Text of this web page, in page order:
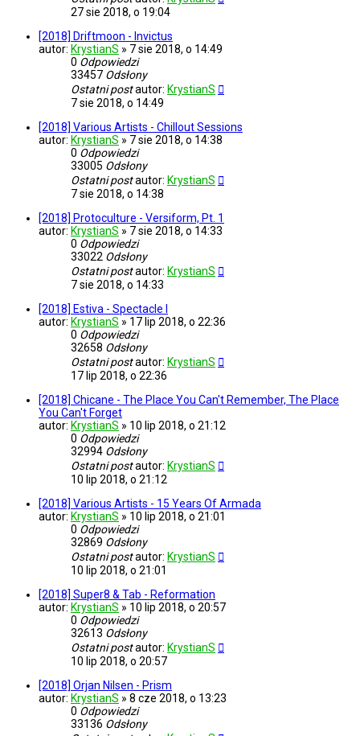
27 sie 2018, o 19:04
[2018] Driftmoon - Invictus
autor: KrystianS » 7 sie 2018, o 14:49
0 Odpowiedzi
33457 Odsłony
Ostatni postautor: KrystianS
7 sie 2018, o 14:49
[2018] Various Artists - Chillout Sessions
autor: KrystianS » 7 sie 2018, o 14:38
0 Odpowiedzi
33005 Odsłony
Ostatni postautor: KrystianS
7 sie 2018, o 14:38
[2018] Protoculture - Versiform, Pt. 1
autor: KrystianS » 7 sie 2018, o 14:33
0 Odpowiedzi
33022 Odsłony
Ostatni postautor: KrystianS
7 sie 2018, o 14:33
[2018] Estiva - Spectacle I
autor: KrystianS » 17 lip 2018, o 22:36
0 Odpowiedzi
32658 Odsłony
Ostatni postautor: KrystianS
17 lip 2018, o 22:36
[2018] Chicane - The Place You Can't Remember, The Place
You Can't Forget
autor: KrystianS » 10 lip 2018, o 21:12
0 Odpowiedzi
32994 Odsłony
Ostatni postautor: KrystianS
10 lip 2018, o 21:12
[2018] Various Artists - 15 Years Of Armada
autor: KrystianS » 10 lip 2018, o 21:01
0 Odpowiedzi
32869 Odsłony
Ostatni postautor: KrystianS
10 lip 2018, o 21:01
[2018] Super8 & Tab - Reformation
autor: KrystianS » 10 lip 2018, o 20:57
0 Odpowiedzi
32613 Odsłony
Ostatni postautor: KrystianS
10 lip 2018, o 20:57
[2018] Orjan Nilsen - Prism
autor: KrystianS » 8 cze 2018, o 13:23
0 Odpowiedzi
33136 Odsłony